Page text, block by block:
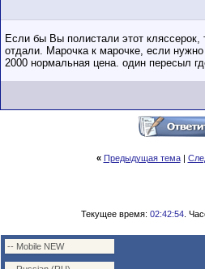
Если бы Вы полистали этот кляссерок,
отдали. Марочка к марочке, если
2000 нормальная цена. один пересыл
« Предыдущая тема|
Текущее время: 02:42:54.